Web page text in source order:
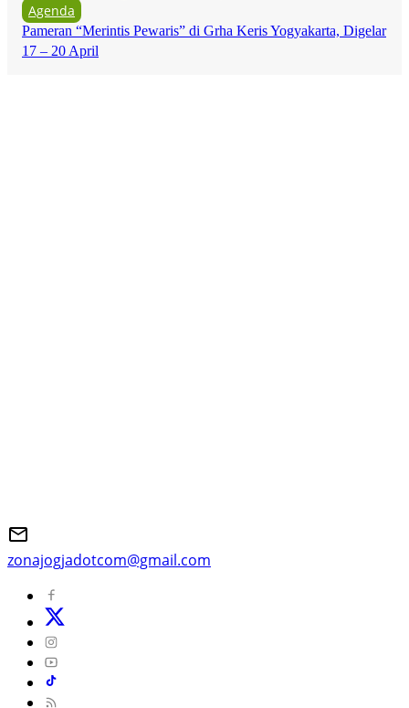
Agenda
Pameran “Merintis Pewaris” di Grha Keris Yogyakarta, Digelar
17 – 20 April
zonajogjadotcom@gmail.com